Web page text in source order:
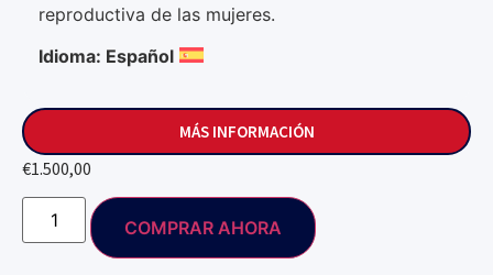
reproductiva de las mujeres.
Idioma: Español
MÁS INFORMACIÓN
€1.500,00
COMPRAR AHORA